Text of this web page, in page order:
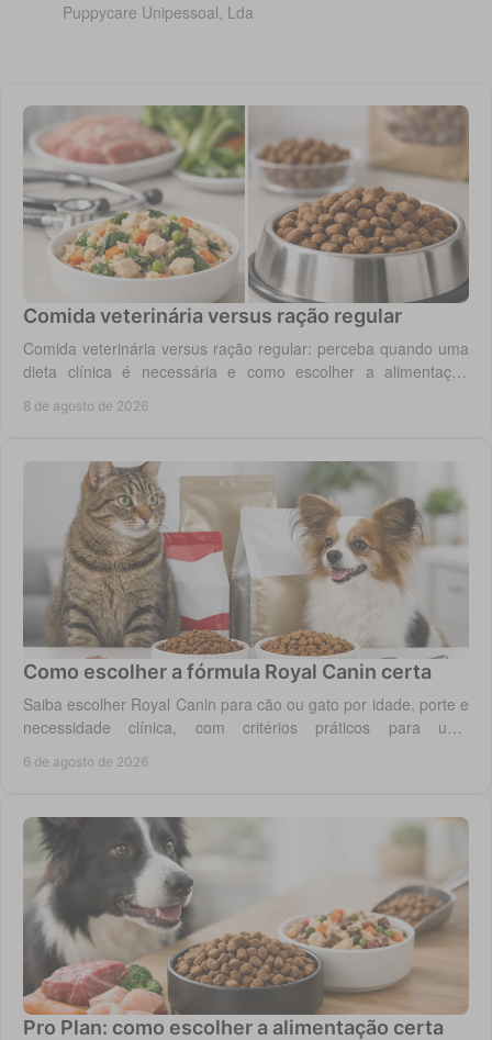
Puppycare Unipessoal, Lda
Comida veterinária versus ração regular
Comida veterinária versus ração regular: perceba quando uma
dieta clínica é necessária e como escolher a alimentação
8 de agosto de 2026
Como escolher a fórmula Royal Canin certa
Saiba escolher Royal Canin para cão ou gato por idade, porte e
necessidade clínica, com critérios práticos para uma
6 de agosto de 2026
Pro Plan: como escolher a alimentação certa